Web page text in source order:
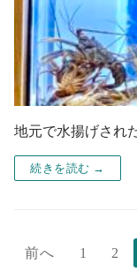
地元で水揚げされ
続きを読む →
前へ 1 2